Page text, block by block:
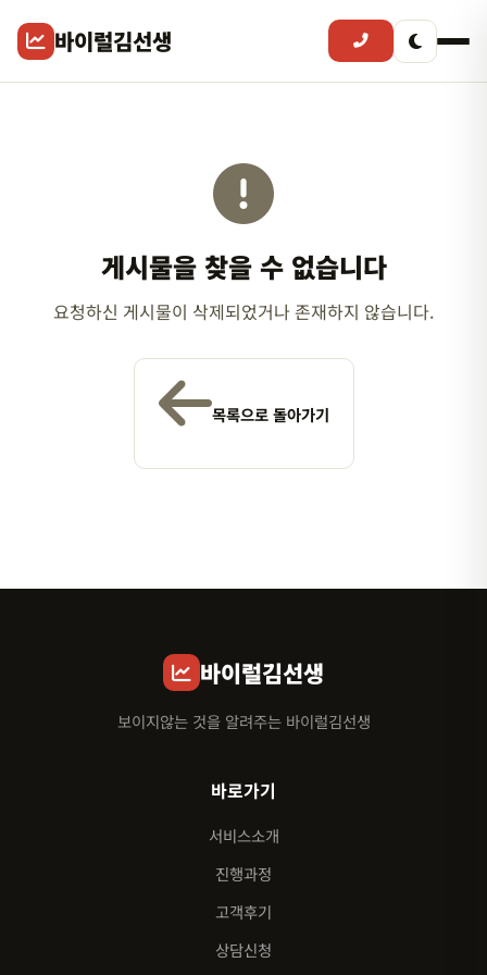
바이럴김선생
게시물을 찾을 수 없습니다
요청하신 게시물이 삭제되었거나 존재하지 않습니다.
목록으로 돌아가기
바이럴김선생
보이지않는 것을 알려주는 바이럴김선생
바로가기
서비스소개
진행과정
고객후기
상담신청